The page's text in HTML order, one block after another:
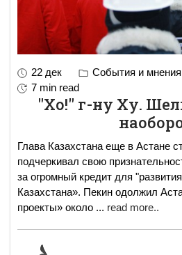
22 дек События и мнения
7 min read
"Хо!" г-ну Ху.
Глава Казахстана еще в Астане
подчеркивал свою
за огромный кредит для
Казахстана». Пекин одолжил
проекты» около ... read more..